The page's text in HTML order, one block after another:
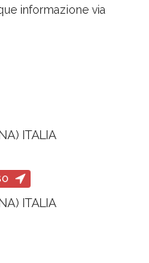
informazione via
ITALIA
ITALIA